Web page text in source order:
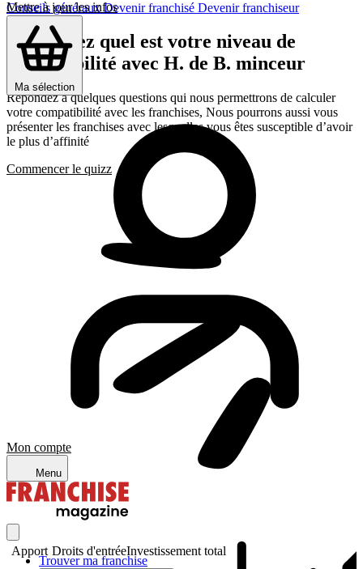
Conseils générauxDevenir franchisé Devenir franchiseur
Ma sélection
Mon compte
Menu
Trouver ma franchise
Mettre à jour les infos
Découvrez quel est votre niveau de
compatibilité avec H. de B. minceur
Répondez a quelques questions qui nous permettrons de calculer
votre compatibilité avec les franchises, Nous pourrons aussi vous
présenter les franchises avec lesquelles vous êtes susceptible d’avoir
le plus d’affinité
Commencer le quizz
Apport Droits d'entréeInvestissement total